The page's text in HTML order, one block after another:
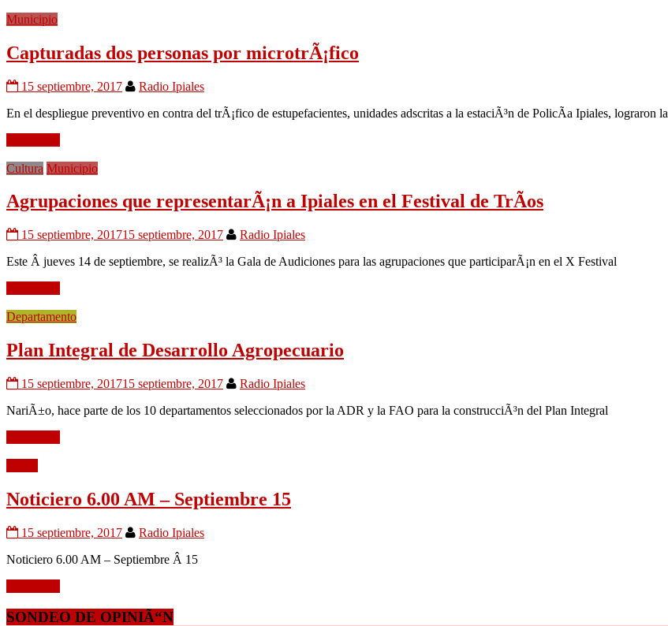
Municipio
Capturadas dos personas por microtrÃ¡fico
15 septiembre, 2017
Radio Ipiales
En el despliegue preventivo en contra del trÃ¡fico de estupefacientes, unidades adscritas a la estaciÃ³n de PolicÃ­a Ipiales, lograron la
Cultura Municipio
Agrupaciones que representarÃ¡n a Ipiales en el Festival de TrÃ­os
15 septiembre, 201715 septiembre, 2017
Radio Ipiales
Este Â jueves 14 de septiembre, se realizÃ³ la Gala de Audiciones para las agrupaciones que participarÃ¡n en el X Festival
Departamento
Plan Integral de Desarrollo Agropecuario
15 septiembre, 201715 septiembre, 2017
Radio Ipiales
NariÃ±o, hace parte de los 10 departamentos seleccionados por la ADR y la FAO para la construcciÃ³n del Plan Integral
Noticiero 6.00 AM – Septiembre 15
15 septiembre, 2017
Radio Ipiales
Noticiero 6.00 AM – Septiembre Â 15
SONDEO DE OPINIÃ“N